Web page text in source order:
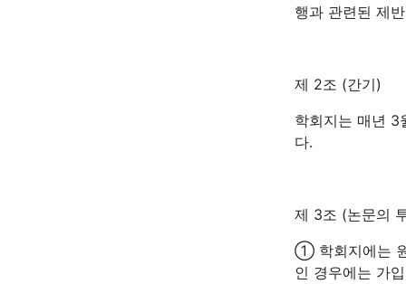
행과 관련된 제
제 2조 (간기)
학회지는 매년
다.
제 3조 (논문의
① 학회지에는
인 경우에는 가